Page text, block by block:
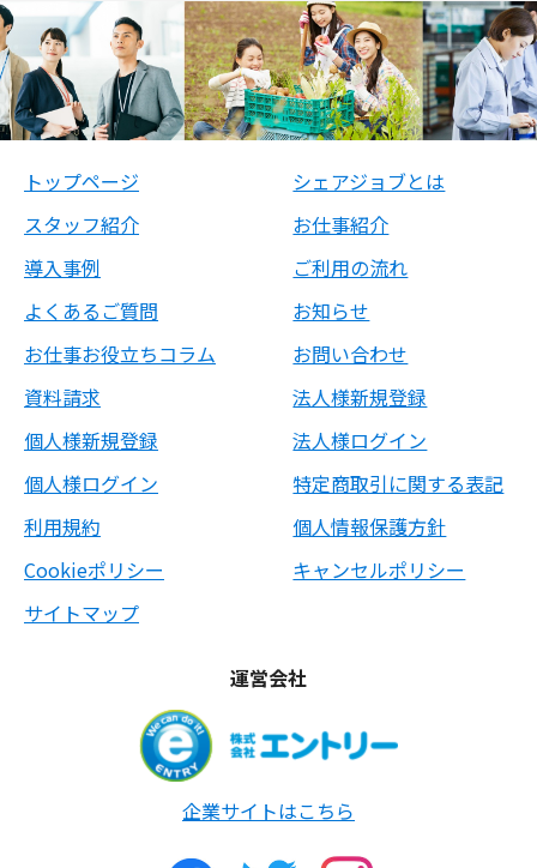
トップページ
シェアジョブとは
スタッフ紹介
お仕事紹介
導入事例
ご利用の流れ
よくあるご質問
お知らせ
お仕事お役立ちコラム
お問い合わせ
資料請求
法人様新規登録
個人様新規登録
法人様ログイン
個人様ログイン
特定商取引に関する表記
利用規約
個人情報保護方針
Cookieポリシー
キャンセルポリシー
サイトマップ
運営会社
企業サイトはこちら